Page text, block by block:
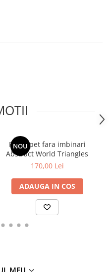
NOU
Fototapet fara imbinari
Abstract World Triangles
170,00 Lei
ADAUGA IN COS
MEU